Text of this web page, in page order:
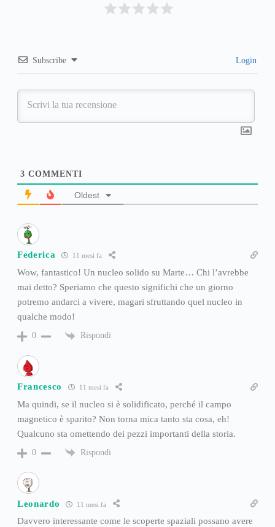
Subscribe Login
3 COMMENTI
Oldest
Federica 11 mesi fa
Wow, fantastico! Un nucleo solido su Marte… Chi l’avrebbe
mai detto? Speriamo che questo significhi che un giorno
potremo andarci a vivere, magari sfruttando quel nucleo in
qualche modo!
0 Rispondi
Francesco 11 mesi fa
Ma quindi, se il nucleo si è solidificato, perché il campo
magnetico è sparito? Non torna mica tanto sta cosa, eh!
Qualcuno sta omettendo dei pezzi importanti della storia.
0 Rispondi
Leonardo 11 mesi fa
Davvero interessante come le scoperte spaziali possano avere